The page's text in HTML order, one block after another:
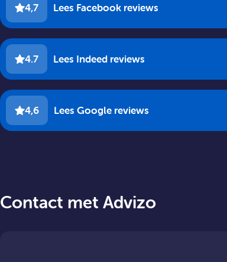
4,7 Lees Facebook reviews
4.7 Lees Indeed reviews
4,6 Lees Google reviews
Contact met Advizo